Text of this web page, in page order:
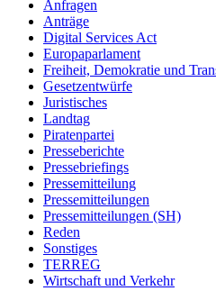
Anfragen
Anträge
Digital Services Act
Europaparlament
Freiheit, Demokratie und
Gesetzentwürfe
Juristisches
Landtag
Piratenpartei
Presseberichte
Pressebriefings
Pressemitteilung
Pressemitteilungen
Pressemitteilungen (SH)
Reden
Sonstiges
TERREG
Wirtschaft und Verkehr